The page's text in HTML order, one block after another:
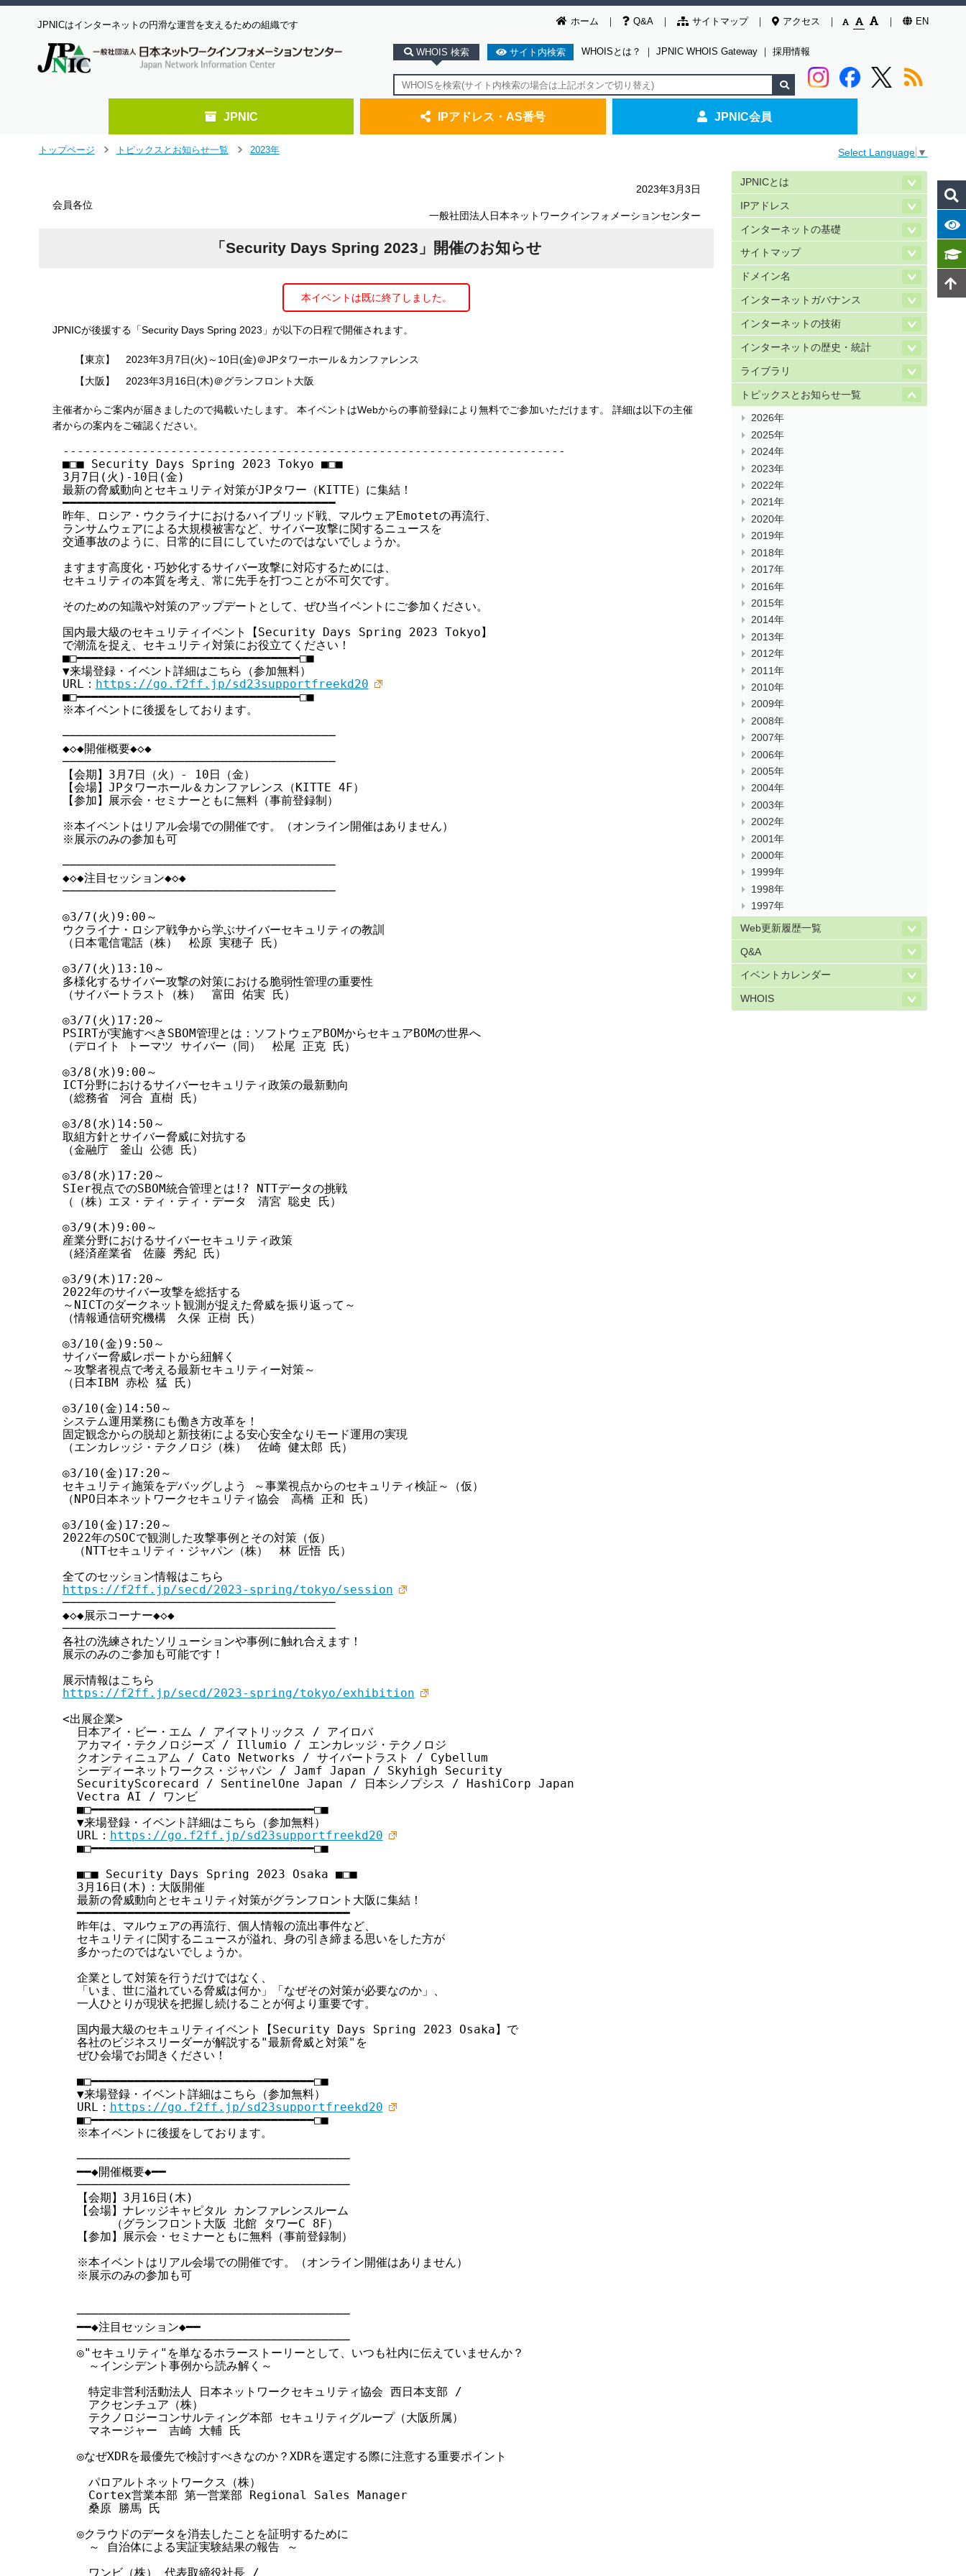
ホーム Q&A サイトマップ アクセス EN
JPNICはインターネットの円滑な運営を支えるための組織です
WHOIS 検索 サイト内検索 WHOISとは？ ｜ JPNIC WHOIS Gateway ｜ 採用情報
JPNIC IPアドレス・AS番号 JPNIC会員
トップページ
トピックスとお知らせ一覧
2023年 Select Language ▼
2023年3月3日
会員各位
一般社団法人日本ネットワークインフォメーションセンター
「Security Days Spring 2023」開催のお知らせ
本イベントは既に終了しました。
JPNICが後援する「Security Days Spring 2023」が以下の日程で開催されます。
【東京】
2023年3月7日(火)～10日(金)＠JPタワーホール＆カンファレンス
【大阪】
2023年3月16日(木)＠グランフロント大阪
主催者からご案内が届きましたので掲載いたします。 本イベントはWebからの事前登録により無料でご参加いただけます。 詳細は以下の主催
者からの案内をご確認ください。
----------------------------------------------------------------------
■□■ Security Days Spring 2023 Tokyo ■□■
3月7日(火)-10日(金)
最新の脅威動向とセキュリティ対策がJPタワー（KITTE）に集結！
━━━━━━━━━━━━━━━━━━━━━━━━━━━━━━━━━━━━━━
昨年、ロシア・ウクライナにおけるハイブリッド戦、マルウェアEmotetの再流行、
ランサムウェアによる大規模被害など、サイバー攻撃に関するニュースを
交通事故のように、日常的に目にしていたのではないでしょうか。
ますます高度化・巧妙化するサイバー攻撃に対応するためには、
セキュリティの本質を考え、常に先手を打つことが不可欠です。
そのための知識や対策のアップデートとして、ぜひ当イベントにご参加ください。
国内最大級のセキュリティイベント【Security Days Spring 2023 Tokyo】
で潮流を捉え、セキュリティ対策にお役立てください！
■□━━━━━━━━━━━━━━━━━━━━━━━━━━━━━━━□■
▼来場登録・イベント詳細はこちら（参加無料）
URL： https://go.f2ff.jp/sd23supportfreekd20
■□━━━━━━━━━━━━━━━━━━━━━━━━━━━━━━━□■
※本イベントに後援をしております。
──────────────────────────────────────
◆◇◆開催概要◆◇◆
──────────────────────────────────────
【会期】3月7日（火）- 10日（金）
【会場】JPタワーホール＆カンファレンス（KITTE 4F）
【参加】展示会・セミナーともに無料（事前登録制）
※本イベントはリアル会場での開催です。（オンライン開催はありません）
※展示のみの参加も可
──────────────────────────────────────
◆◇◆注目セッション◆◇◆
──────────────────────────────────────
◎3/7(火)9:00～
ウクライナ・ロシア戦争から学ぶサイバーセキュリティの教訓
（日本電信電話（株）　松原 実穂子 氏）
◎3/7(火)13:10～
多様化するサイバー攻撃の対策における脆弱性管理の重要性
（サイバートラスト（株）　富田 佑実 氏）
◎3/7(火)17:20～
PSIRTが実施すべきSBOM管理とは：ソフトウェアBOMからセキュアBOMの世界へ
（デロイト トーマツ サイバー（同）　松尾 正克 氏）
◎3/8(水)9:00～
ICT分野におけるサイバーセキュリティ政策の最新動向
（総務省　河合 直樹 氏）
◎3/8(水)14:50～
取組方針とサイバー脅威に対抗する
（金融庁　釜山 公徳 氏）
◎3/8(水)17:20～
SIer視点でのSBOM統合管理とは!? NTTデータの挑戦
（（株）エヌ・ティ・ティ・データ　清宮 聡史 氏）
◎3/9(木)9:00～
産業分野におけるサイバーセキュリティ政策
（経済産業省　佐藤 秀紀 氏）
◎3/9(木)17:20～
2022年のサイバー攻撃を総括する
～NICTのダークネット観測が捉えた脅威を振り返って～
（情報通信研究機構　久保 正樹 氏）
◎3/10(金)9:50～
サイバー脅威レポートから紐解く
～攻撃者視点で考える最新セキュリティー対策～
（日本IBM 赤松 猛 氏）
◎3/10(金)14:50～
システム運用業務にも働き方改革を！
固定観念からの脱却と新技術による安心安全なりモード運用の実現
（エンカレッジ・テクノロジ（株）　佐崎 健太郎 氏）
◎3/10(金)17:20～
セキュリティ施策をデバッグしよう ～事業視点からのセキュリティ検証～（仮）
（NPO日本ネットワークセキュリティ協会　高橋 正和 氏）
◎3/10(金)17:20～
2022年のSOCで観測した攻撃事例とその対策（仮）
（NTTセキュリティ・ジャパン（株）　林 匠悟 氏）
https://f2ff.jp/secd/2023-spring/tokyo/session
──────────────────────────────────────
◆◇◆展示コーナー◆◇◆
──────────────────────────────────────
各社の洗練されたソリューションや事例に触れ合えます！
展示のみのご参加も可能です！
https://f2ff.jp/secd/2023-spring/tokyo/exhibition
<出展企業>
  日本アイ・ビー・エム / アイマトリックス / アイロバ
  アカマイ・テクノロジーズ / Illumio / エンカレッジ・テクノロジ
  クオンティニュアム / Cato Networks / サイバートラスト / Cybellum
  シーディーネットワークス・ジャパン / Jamf Japan / Skyhigh Security
  SecurityScorecard / SentinelOne Japan / 日本シノプシス / HashiCorp Japan
  Vectra AI / ワンビ
  ■□━━━━━━━━━━━━━━━━━━━━━━━━━━━━━━━□■
  ▼来場登録・イベント詳細はこちら（参加無料）
  URL：
https://go.f2ff.jp/sd23supportfreekd20
  ■□━━━━━━━━━━━━━━━━━━━━━━━━━━━━━━━□■
  ■□■ Security Days Spring 2023 Osaka ■□■
  3月16日(木)：大阪開催
  最新の脅威動向とセキュリティ対策がグランフロント大阪に集結！
  ━━━━━━━━━━━━━━━━━━━━━━━━━━━━━━━━━━━━━━
  昨年は、マルウェアの再流行、個人情報の流出事件など、
  セキュリティに関するニュースが溢れ、身の引き締まる思いをした方が
  多かったのではないでしょうか。
  企業として対策を行うだけではなく、
  「いま、世に溢れている脅威は何か」「なぜその対策が必要なのか」、
  一人ひとりが現状を把握し続けることが何より重要です。
  国内最大級のセキュリティイベント【Security Days Spring 2023 Osaka】で
  各社のビジネスリーダーが解説する"最新脅威と対策"を
  ぜひ会場でお聞きください！
  ■□━━━━━━━━━━━━━━━━━━━━━━━━━━━━━━━□■
  ▼来場登録・イベント詳細はこちら（参加無料）
  URL：
https://go.f2ff.jp/sd23supportfreekd20
  ■□━━━━━━━━━━━━━━━━━━━━━━━━━━━━━━━□■
  ※本イベントに後援をしております。
  ──────────────────────────────────────
  ━━◆開催概要◆━━
  ──────────────────────────────────────
  【会期】3月16日(木)
  【会場】ナレッジキャピタル カンファレンスルーム
  　　　（グランフロント大阪 北館 タワーC 8F）
  【参加】展示会・セミナーともに無料（事前登録制）
  ※本イベントはリアル会場での開催です。（オンライン開催はありません）
  ※展示のみの参加も可
  ──────────────────────────────────────
  ━━◆注目セッション◆━━
  ──────────────────────────────────────
  ◎"セキュリティ"を単なるホラーストーリーとして、いつも社内に伝えていませんか？
  　～インシデント事例から読み解く～
  　特定非営利活動法人 日本ネットワークセキュリティ協会 西日本支部 /
  　アクセンチュア（株）
  　テクノロジーコンサルティング本部 セキュリティグループ（大阪所属）
  　マネージャー　吉崎 大輔 氏
  ◎なぜXDRを最優先で検討すべきなのか？XDRを選定する際に注意する重要ポイント
  　パロアルトネットワークス（株）
  　Cortex営業本部 第一営業部 Regional Sales Manager
  　桑原 勝馬 氏
  ◎クラウドのデータを消去したことを証明するために
  　～ 自治体による実証実験結果の報告 ～
  　ワンビ（株） 代表取締役社長 /
JPNICとは
IPアドレス
インターネットの基礎
サイトマップ
ドメイン名
インターネットガバナンス
インターネットの技術
インターネットの歴史・統計
ライブラリ
トピックスとお知らせ一覧
2026年
2025年
2024年
2023年
2022年
2021年
2020年
2019年
2018年
2017年
2016年
2015年
2014年
2013年
2012年
2011年
2010年
2009年
2008年
2007年
2006年
2005年
2004年
2003年
2002年
2001年
2000年
1999年
1998年
1997年
Web更新履歴一覧
Q&A
イベントカレンダー
WHOIS